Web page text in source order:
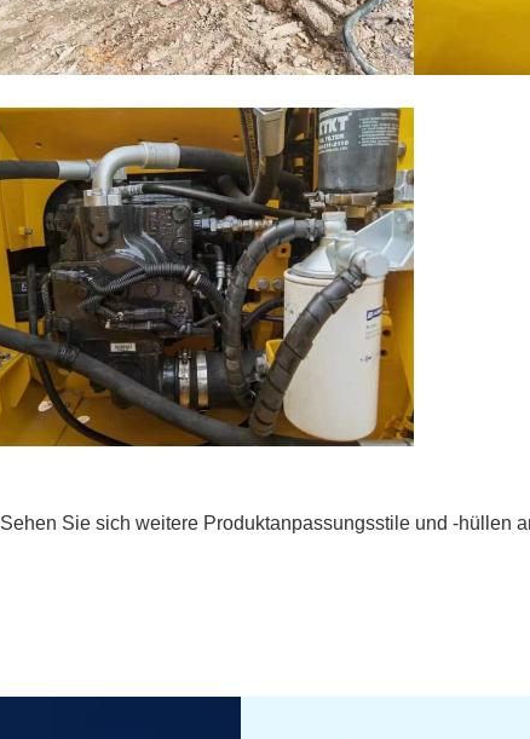
Sehen Sie sich weitere Produktanpassungsstile und -hüllen